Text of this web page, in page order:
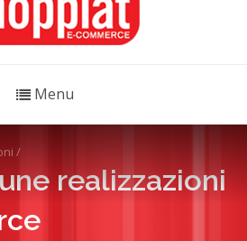
Menu
/
realizzazioni